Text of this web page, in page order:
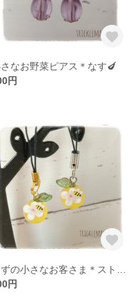
なお野菜ピアス＊なす🍆
円
円